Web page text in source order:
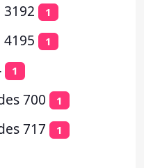
3192 1
4195 1
1
700 1
717 1